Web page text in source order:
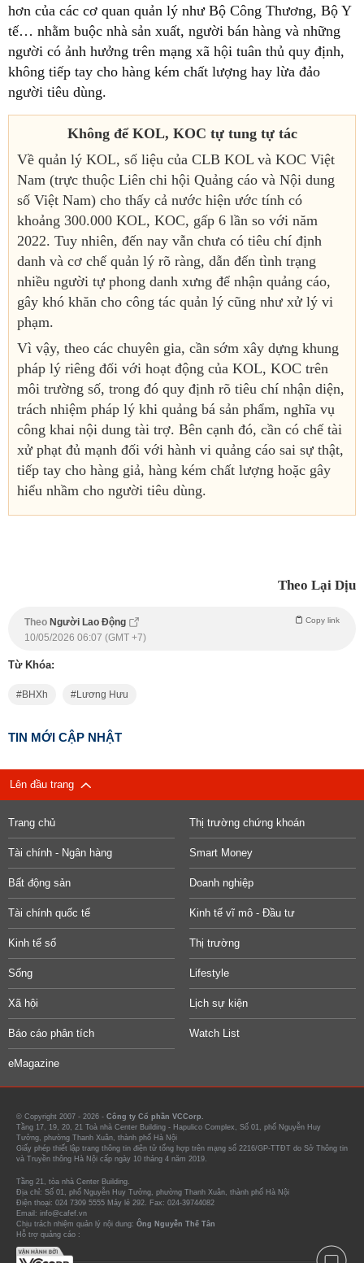
hơn của các cơ quan quản lý như Bộ Công Thương, Bộ Y
tế… nhằm buộc nhà sản xuất, người bán hàng và những
người có ảnh hưởng trên mạng xã hội tuân thủ quy định,
không tiếp tay cho hàng kém chất lượng hay lừa đảo
người tiêu dùng.
Không để KOL, KOC tự tung tự tác
Về quản lý KOL, số liệu của CLB KOL và KOC Việt
Nam (trực thuộc Liên chi hội Quảng cáo và Nội dung
số Việt Nam) cho thấy cả nước hiện ước tính có
khoảng 300.000 KOL, KOC, gấp 6 lần so với năm
2022. Tuy nhiên, đến nay vẫn chưa có tiêu chí định
danh và cơ chế quản lý rõ ràng, dẫn đến tình trạng
nhiều người tự phong danh xưng để nhận quảng cáo,
gây khó khăn cho công tác quản lý cũng như xử lý vi
phạm.
Vì vậy, theo các chuyên gia, cần sớm xây dựng khung
pháp lý riêng đối với hoạt động của KOL, KOC trên
môi trường số, trong đó quy định rõ tiêu chí nhận diện,
trách nhiệm pháp lý khi quảng bá sản phẩm, nghĩa vụ
công khai nội dung tài trợ. Bên cạnh đó, cần có chế tài
xử phạt đủ mạnh đối với hành vi quảng cáo sai sự thật,
tiếp tay cho hàng giả, hàng kém chất lượng hoặc gây
hiểu nhầm cho người tiêu dùng.
Theo Lại Dịu
Theo Người Lao Động Copy link
10/05/2026 06:07 (GMT +7)
Từ Khóa:
BHXh Lương Hưu
TIN MỚI CẬP NHẬT
Lên đầu trang
Trang chủ Thị trường chứng khoán
Tài chính - Ngân hàng Smart Money
Bất động sản Doanh nghiệp
Tài chính quốc tế Kinh tế vĩ mô - Đầu tư
Kinh tế số Thị trường
Sống Lifestyle
Xã hội Lịch sự kiện
Báo cáo phân tích Watch List
eMagazine
© Copyright 2007 - 2026 - Công ty Cổ phần VCCorp.
Tầng 17, 19, 20, 21 Toà nhà Center Building - Hapulico Complex, Số 01, phố Nguyễn Huy
Tưởng, phường Thanh Xuân, thành phố Hà Nội
Giấy phép thiết lập trang thông tin điện tử tổng hợp trên mạng số 2216/GP-TTĐT do Sở Thông tin
và Truyền thông Hà Nội cấp ngày 10 tháng 4 năm 2019.
Tầng 21, tòa nhà Center Building.
Địa chỉ: Số 01, phố Nguyễn Huy Tưởng, phường Thanh Xuân, thành phố Hà Nội
Điện thoại: 024 7309 5555 Máy lẻ 292. Fax: 024-39744082
Email: info@cafef.vn
Chịu trách nhiệm quản lý nội dung: Ông Nguyễn Thế Tân
Hỗ trợ quảng cáo :